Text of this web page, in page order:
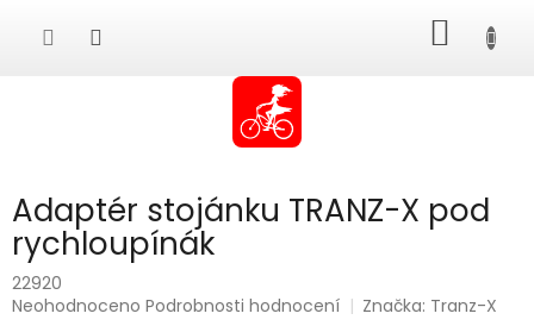
KOŠÍK
Adaptér stojánku TRANZ-X pod
rychloupínák
22920
Průměrné
Neohodnoceno Podrobnosti hodnocení Značka: Tranz-X